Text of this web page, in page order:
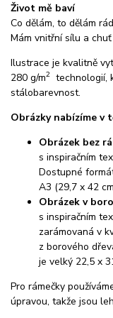
Život mě baví
Co dělám, to dělám
Mám vnitřní sílu a
Ilustrace je kvalitně
280 g/m2 technologií,
stálobarevnost.
Obrázky nabízíme v
Obrázek bez
s inspiračním
Dostupné
A3 (29,7 x 42
Obrázek v
s inspiračním
zarámovaná v
z borového
je velký 22,5 x
Pro rámečky
úpravou, takže jsou